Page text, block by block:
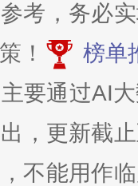
考，务必
！
榜单
要通过AI
，更新截
不能用作